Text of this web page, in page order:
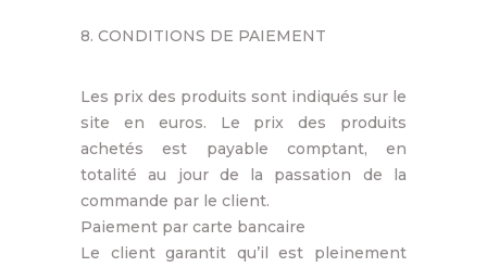
8. CONDITIONS DE PAIEMENT
Les prix des produits sont indiqués sur le
site en euros. Le prix des produits
achetés est payable comptant, en
totalité au jour de la passation de la
commande par le client.
Paiement par carte bancaire
Le client garantit qu’il est pleinement